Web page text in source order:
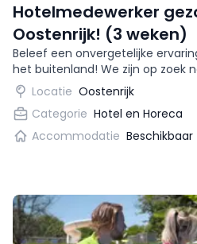
Hotelmedewerker
Oostenrijk! (3 weken)
Beleef een onvergetelijke
het buitenland! We zijn op zoek
samen met ons het Gasthof wil
baan in een schitterende
doorgroeien tot een
en lees snel verder om te kijken
Locatie Oostenrijk
Categorie Hotel en Horeca
Accommodatie Beschikbaar